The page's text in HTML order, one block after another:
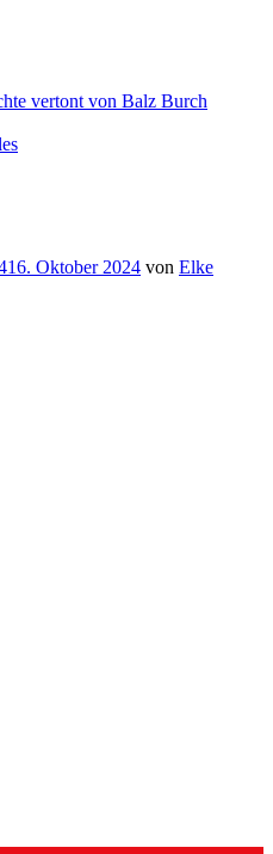
vertont von Balz Burch
16. Oktober 2024 von Elke